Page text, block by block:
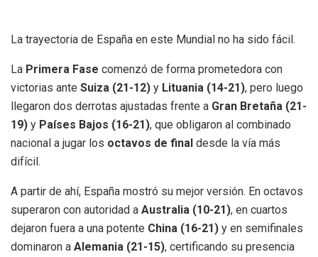
La trayectoria de España en este Mundial no ha sido fácil.
La Primera Fase comenzó de forma prometedora con
victorias ante Suiza (21-12) y Lituania (14-21), pero luego
llegaron dos derrotas ajustadas frente a Gran Bretaña (21-
19) y Países Bajos (16-21), que obligaron al combinado
nacional a jugar los octavos de final desde la vía más
difícil.
A partir de ahí, España mostró su mejor versión. En octavos
superaron con autoridad a Australia (10-21), en cuartos
dejaron fuera a una potente China (16-21) y en semifinales
dominaron a Alemania (21-15), certificando su presencia